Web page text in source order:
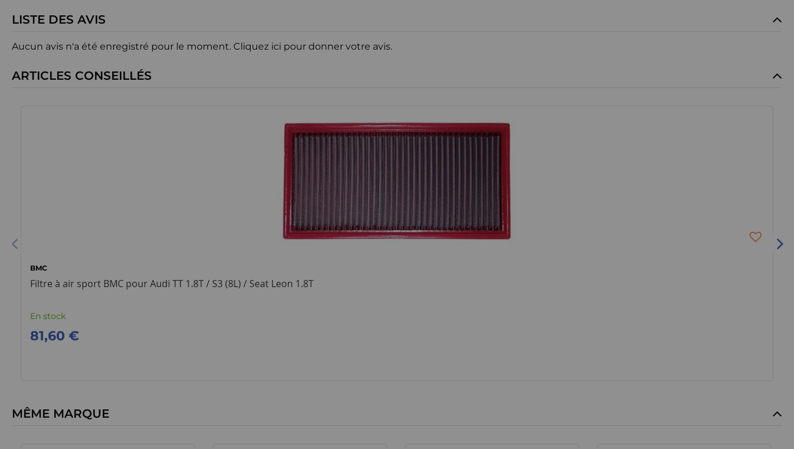
LISTE DES AVIS
Aucun avis n'a été enregistré pour le moment. Cliquez ici pour donner votre avis.
ARTICLES CONSEILLÉS
BMC
Filtre à air sport BMC pour Audi TT 1.8T / S3 (8L) / Seat Leon 1.8T
En stock
81,60 €
MÊME MARQUE